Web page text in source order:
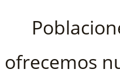
ofrecemos